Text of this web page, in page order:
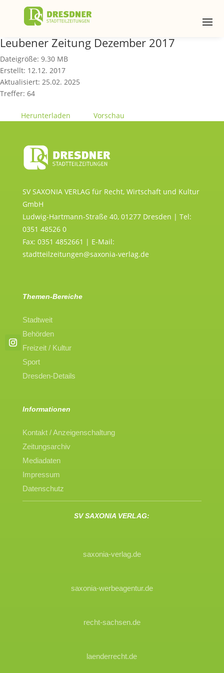
Leubener Zeitung Dezember 2017
Dateigröße: 9.30 MB
Erstellt: 12.12. 2017
Aktualisiert: 25.02. 2025
Treffer: 64
Herunterladen Vorschau
SV SAXONIA VERLAG für Recht, Wirtschaft und Kultur
GmbH
Ludwig-Hartmann-Straße 40, 01277 Dresden | Tel:
0351 48526 0
Fax: 0351 4852661 | E-Mail:
stadtteilzeitungen@saxonia-verlag.de
Themen-Bereiche
Stadtweit
Behörden
Freizeit / Kultur
Sport
Dresden-Details
Informationen
Kontakt / Anzeigenschaltung
Zeitungsarchiv
Mediadaten
Impressum
Datenschutz
SV SAXONIA VERLAG:
saxonia-verlag.de
saxonia-werbeagentur.de
recht-sachsen.de
laenderrecht.de